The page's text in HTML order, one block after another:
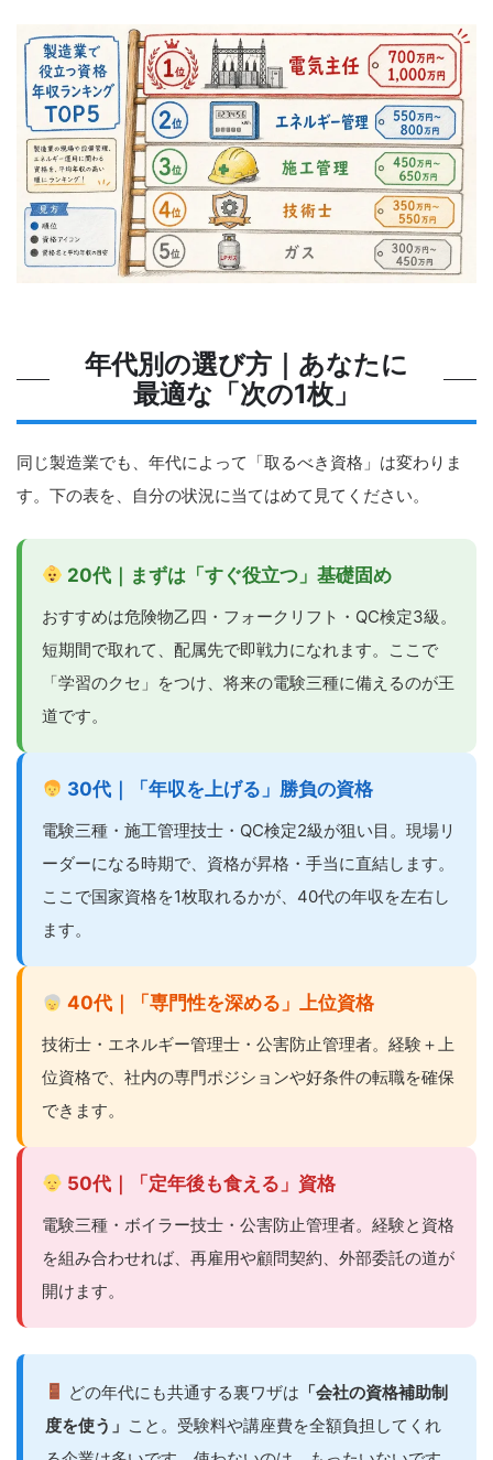
年代別の選び方｜あなたに
最適な「次の1枚」
同じ製造業でも、年代によって「取るべき資格」は変わりま
す。下の表を、自分の状況に当てはめて見てください。
20代｜まずは「すぐ役立つ」基礎固め
おすすめは危険物乙四・フォークリフト・QC検定3級。
短期間で取れて、配属先で即戦力になれます。ここで
「学習のクセ」をつけ、将来の電験三種に備えるのが王
道です。
30代｜「年収を上げる」勝負の資格
電験三種・施工管理技士・QC検定2級が狙い目。現場リ
ーダーになる時期で、資格が昇格・手当に直結します。
ここで国家資格を1枚取れるかが、40代の年収を左右し
ます。
40代｜「専門性を深める」上位資格
技術士・エネルギー管理士・公害防止管理者。経験＋上
位資格で、社内の専門ポジションや好条件の転職を確保
できます。
50代｜「定年後も食える」資格
電験三種・ボイラー技士・公害防止管理者。経験と資格
を組み合わせれば、再雇用や顧問契約、外部委託の道が
開けます。
どの年代にも共通する裏ワザは 「会社の資格補助制
度を使う」 こと。受験料や講座費を全額負担してくれ